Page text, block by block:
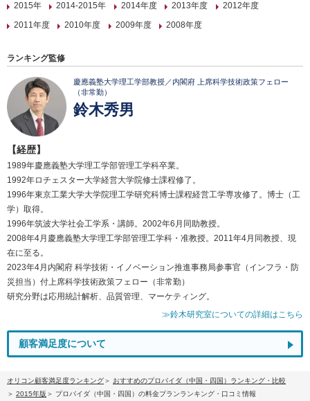
2015年
2014-2015年 2014年度 2013年度
2012年度
2011年度
2010年度 2009年度 2008年度
ランキング監修
慶應義塾大学理工学部教授／内閣府 上席科学技術政策フェロー
（非常勤）
鈴木秀男
【経歴】
1989年慶應義塾大学理工学部管理工学科卒業。
1992年ロチェスター大学経営大学院修士課程修了。
1996年東京工業大学大学院理工学研究科博士課程経営工学専攻修了。博士（工
学）取得。
1996年筑波大学社会工学系・講師。2002年6月同助教授。
2008年4月慶應義塾大学理工学部管理工学科・准教授。2011年4月同教授、現
在に至る。
2023年4月内閣府 科学技術・イノベーション推進事務局参事官（インフラ・防
災担当）付上席科学技術政策フェロー（非常勤）
研究分野は応用統計解析、品質管理、マーケティング。
≫鈴木研究室についての詳細はこちら
顧客満足度について
オリコン顧客満足度ランキング
おすすめのプロバイダ（中国・四国）ランキング・比較
2015年版
プロバイダ（中国・四国）の料金プランランキング・口コミ情報